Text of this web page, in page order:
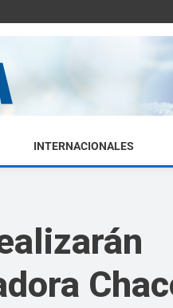
INTERNACIONALES